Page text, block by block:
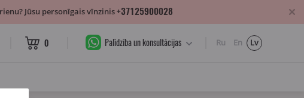
0 Palīdzība un konsultācijas Ru En Lv
Jūsu personīgais vīnzinis+37125900028